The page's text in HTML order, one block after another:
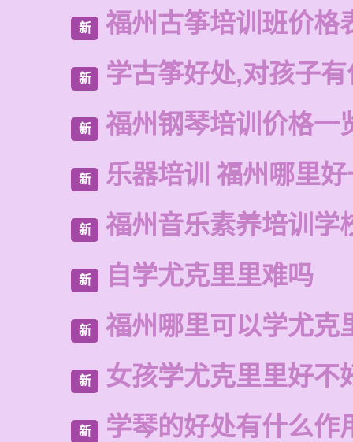
新 福州古筝培训班价格
新 学古筝好处,对孩子
新 福州钢琴培训价格一
新 乐器培训 福州哪里
新 福州音乐素养培训学
新 自学尤克里里难吗
新 福州哪里可以学尤克
新 女孩学尤克里里好不
新 学琴的好处有什么作